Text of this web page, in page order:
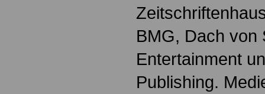
BMG, Dach von
Entertainment
Publishing.